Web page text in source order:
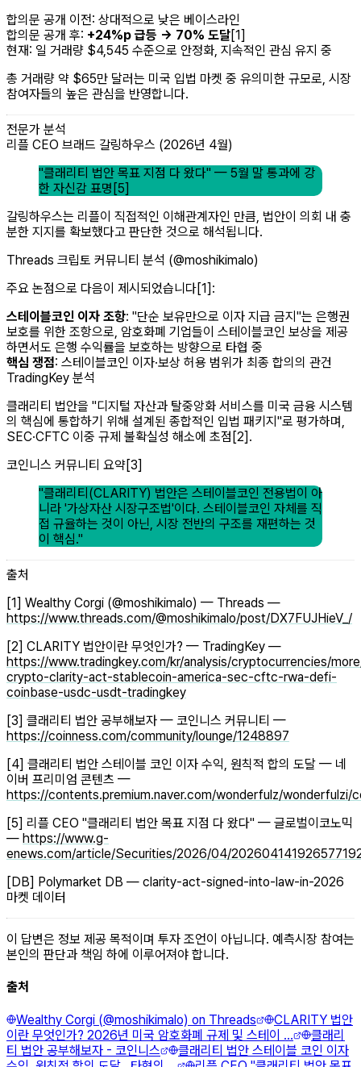
합의문 공개 이전: 상대적으로 낮은 베이스라인
합의문 공개 후: +24%p 급등 → 70% 도달[1]
현재: 일 거래량 $4,545 수준으로 안정화, 지속적인 관심 유지 중
총 거래량 약 $65만 달러는 미국 입법 마켓 중 유의미한 규모로, 시장
참여자들의 높은 관심을 반영합니다.
전문가 분석
리플 CEO 브래드 갈링하우스 (2026년 4월)
"클래리티 법안 목표 지점 다 왔다" — 5월 말 통과에 강
한 자신감 표명[5]
갈링하우스는 리플이 직접적인 이해관계자인 만큼, 법안이 의회 내 충
분한 지지를 확보했다고 판단한 것으로 해석됩니다.
Threads 크립토 커뮤니티 분석 (@moshikimalo)
주요 논점으로 다음이 제시되었습니다[1]:
스테이블코인 이자 조항: "단순 보유만으로 이자 지급 금지"는 은행권
보호를 위한 조항으로, 암호화폐 기업들이 스테이블코인 보상을 제공
하면서도 은행 수익률을 보호하는 방향으로 타협 중
핵심 쟁점: 스테이블코인 이자·보상 허용 범위가 최종 합의의 관건
TradingKey 분석
클래리티 법안을 "디지털 자산과 탈중앙화 서비스를 미국 금융 시스템
의 핵심에 통합하기 위해 설계된 종합적인 입법 패키지"로 평가하며,
SEC·CFTC 이중 규제 불확실성 해소에 초점[2].
코인니스 커뮤니티 요약[3]
"클래리티(CLARITY) 법안은 스테이블코인 전용법이 아
니라 '가상자산 시장구조법'이다. 스테이블코인 자체를 직
접 규율하는 것이 아닌, 시장 전반의 구조를 재편하는 것
이 핵심."
출처
[1] Wealthy Corgi (@moshikimalo) — Threads —
https://www.threads.com/@moshikimalo/post/DX7FUJHieV_/
[2] CLARITY 법안이란 무엇인가? — TradingKey —
https://www.tradingkey.com/kr/analysis/cryptocurrencies/
crypto-clarity-act-stablecoin-america-sec-cftc-rwa-defi-
coinbase-usdc-usdt-tradingkey
[3] 클래리티 법안 공부해보자 — 코인니스 커뮤니티 —
https://coinness.com/community/lounge/1248897
[4] 클래리티 법안 스테이블 코인 이자 수익, 원칙적 합의 도달 — 네
이버 프리미엄 콘텐츠 —
https://contents.premium.naver.com/wonderfulz/
[5] 리플 CEO "클래리티 법안 목표 지점 다 왔다" — 글로벌이코노믹
— https://www.g-
enews.com/article/Securities/2026/04/
[DB] Polymarket DB — clarity-act-signed-into-law-in-2026
마켓 데이터
이 답변은 정보 제공 목적이며 투자 조언이 아닙니다. 예측시장 참여는
본인의 판단과 책임 하에 이루어져야 합니다.
출처
Wealthy Corgi (@moshikimalo) on Threads
CLARITY 법안
이란 무엇인가? 2026년 미국 암호화폐 규제 및 스테이 ...
클래리
티 법안 공부해보자 - 코인니스
클래리티 법안 스테이블 코인 이자